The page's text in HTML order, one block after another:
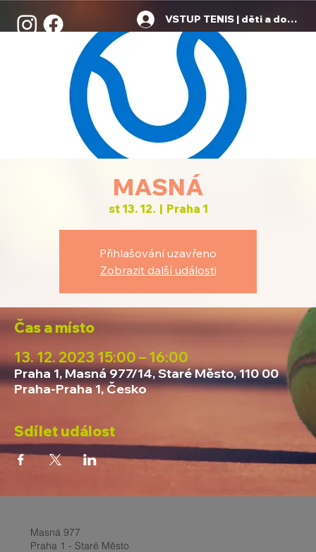
VSTUP TENIS | děti a dospělí
MASNÁ
st 13. 12.
  |
Praha 1
Přihlašování uzavřeno
Zobrazit další události
Čas a místo
13. 12. 2023 15:00 – 16:00
Praha 1, Masná 977/14, Staré Město, 110 00
Praha-Praha 1, Česko
Sdílet událost
Masná 977
Praha 1 - Staré Město